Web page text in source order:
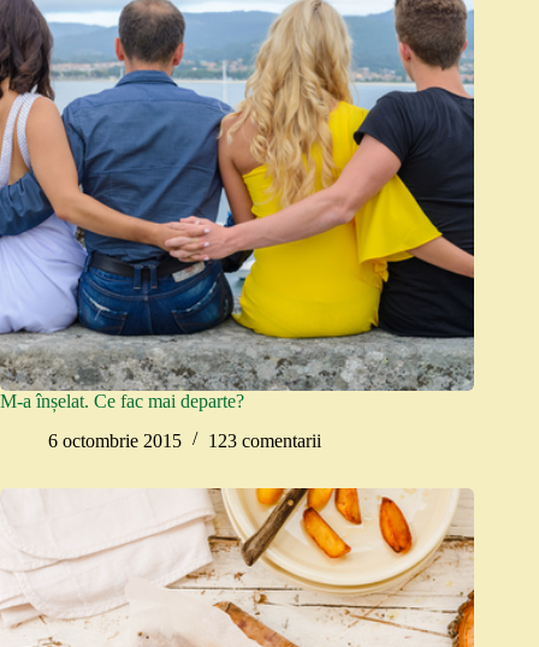
M-a înșelat. Ce fac mai departe?
6 octombrie 2015
123 comentarii